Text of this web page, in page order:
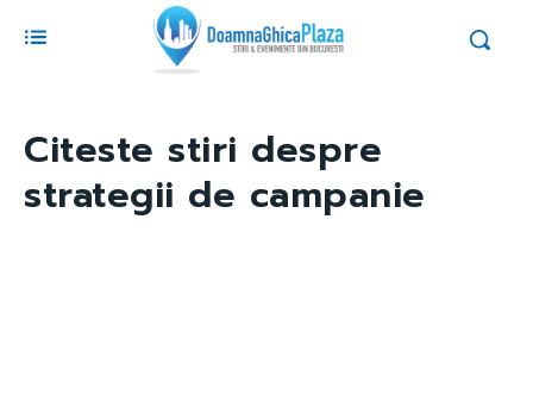
Citeste stiri despre
strategii de campanie